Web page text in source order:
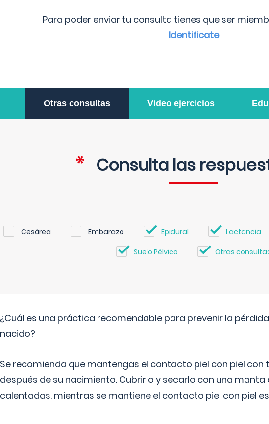
Para poder enviar tu consulta tienes que ser
Identificate
Otras consultas Video ejercicios
Consulta las
Cesárea Embarazo Epidural Lactancia
Suelo Pélvico Otras
¿Cuál es una práctica recomendable para prevenir la
nacido?
Se recomienda que mantengas el contacto piel con piel
después de su nacimiento. Cubrirlo y secarlo con una
calentadas, mientras se mantiene el contacto piel con piel